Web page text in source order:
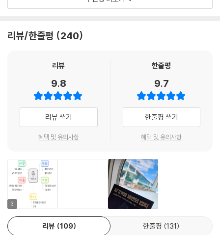
운다.
이 무엇을 원하는지 아는 것이다. 무엇을 원하는지 아는 순간, 그때부터는
지식을 채우는 편이 빠른 성장에 훨씬 유리하다는 것이다. 빠르게 성장하
는 사람들의 놀라운 공통점, 이른바 ‘선실행주의’이다. 그 밖에도 ‘삶의 모
든 문제를 해결하는 단 하나의 습관’, ‘돈 많이 버는 법, 의외로 간단한 해답’
등의 유용한 정보가 많은 것도 이 책의 장점이다. 사람들의 성장을 도우며
살아야겠다는 목표를 세우고 오랜 연구 끝에, 저자는 내가 원하는 삶을 현
실로 만드는 비결을 〈자기계발의 지도〉라는 로드맵으로 구체화했다. 자기
계발에 관한 그 어떤 내용도 이 지도가 알려주는 핵심 법칙을 벗어나지 않
을 제시한다. 이 책을 끝까지 읽고 나면, 당신의 인생을 변화시킬 열쇠 하나
- 옌마드 (30만 경제·자기계발 유튜버)
이만큼 명쾌하고 단순하게 자기계발의 본질을 파고든 책은 없었다. 이 책
이 무엇인지 그리고 그것을 어떻게 이룰 수 있는지에 대한 깊은 통찰과 실
질적인 방법론을 모두 담고 있다. 내가 원하는 삶을 앞당기고자 하는 이들
에게 강력하게 추천하는 자기계발의 바이블!
리뷰/한줄평 240
리뷰
9.8
리뷰 쓰기
혜택 및 유의사항
한줄평
9.7
한줄평 쓰기
혜택 및 유의사항
3
리뷰 109 한줄평 131